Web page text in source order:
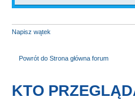
Napisz wątek
Powrót do Strona główna forum
KTO